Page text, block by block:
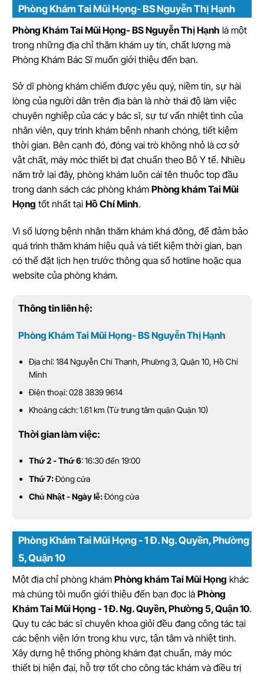
Phòng Khám Tai Mũi Họng- BS Nguyễn Thị Hạnh
Phòng Khám Tai Mũi Họng- BS Nguyễn Thị Hạnh là một
trong những địa chỉ thăm khám uy tín, chất lượng mà
Phòng Khám Bác Sĩ muốn giới thiệu đến bạn.
Sở dĩ phòng khám chiếm được yêu quý, niềm tin, sự hài
lòng của người dân trên địa bàn là nhờ thái độ làm việc
chuyên nghiệp của các y bác sĩ, sự tư vấn nhiệt tình của
nhân viên, quy trình khám bệnh nhanh chóng, tiết kiệm
thời gian. Bên cạnh đó, đóng vai trò không nhỏ là cơ sở
vật chất, máy móc thiết bị đạt chuẩn theo Bộ Y tế. Nhiều
năm trở lại đây, phòng khám luôn cái tên thuộc top đầu
trong danh sách các phòng khám Phòng khám Tai Mũi
Họng tốt nhất tại Hồ Chí Minh.
Vì số lượng bệnh nhân thăm khám khá đông, để đảm bảo
quá trình thăm khám hiệu quả và tiết kiệm thời gian, bạn
có thể đặt lịch hẹn trước thông qua số hotline hoặc qua
website của phòng khám.
Thông tin liên hệ:
Phòng Khám Tai Mũi Họng- BS Nguyễn Thị Hạnh
Địa chỉ: 184 Nguyễn Chí Thanh, Phường 3, Quận 10, Hồ Chí
Minh
Điện thoại: 028 3839 9614
Khoảng cách: 1.61 km (Từ trung tâm quận Quận 10)
Thời gian làm việc:
Thứ 2 - Thứ 6: 16:30 đến 19:00
Thứ 7:Đóng cửa
Chủ Nhật - Ngày lễ:Đóng cửa
Phòng Khám Tai Mũi Họng - 1 Đ. Ng. Quyền, Phường
5, Quận 10
Một địa chỉ phòng khám Phòng khám Tai Mũi Họng khác
mà chúng tôi muốn giới thiệu đến bạn đọc là Phòng
Khám Tai Mũi Họng - 1 Đ. Ng. Quyền, Phường 5, Quận 10.
Quy tụ các bác sĩ chuyên khoa giỏi đều đang công tác tại
các bệnh viện lớn trong khu vực, tận tâm và nhiệt tình.
Xây dựng hệ thống phòng khám đạt chuẩn, máy móc
thiết bị hiện đại, hỗ trợ tốt cho công tác khám và điều trị